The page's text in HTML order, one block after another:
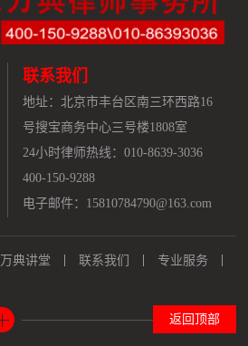
联系我们
地址： 北京市丰台区南三环西路16
号搜宝商务中心三号楼1808室
24小时律师热线：010-8639-3036
400-150-9288
电子邮件：15810784790@163.com
万典讲堂 联系我们
专业服务
返回顶部